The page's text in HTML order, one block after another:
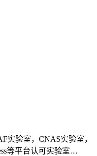
实验室，CNAS实验室，
等平台认可实验室…